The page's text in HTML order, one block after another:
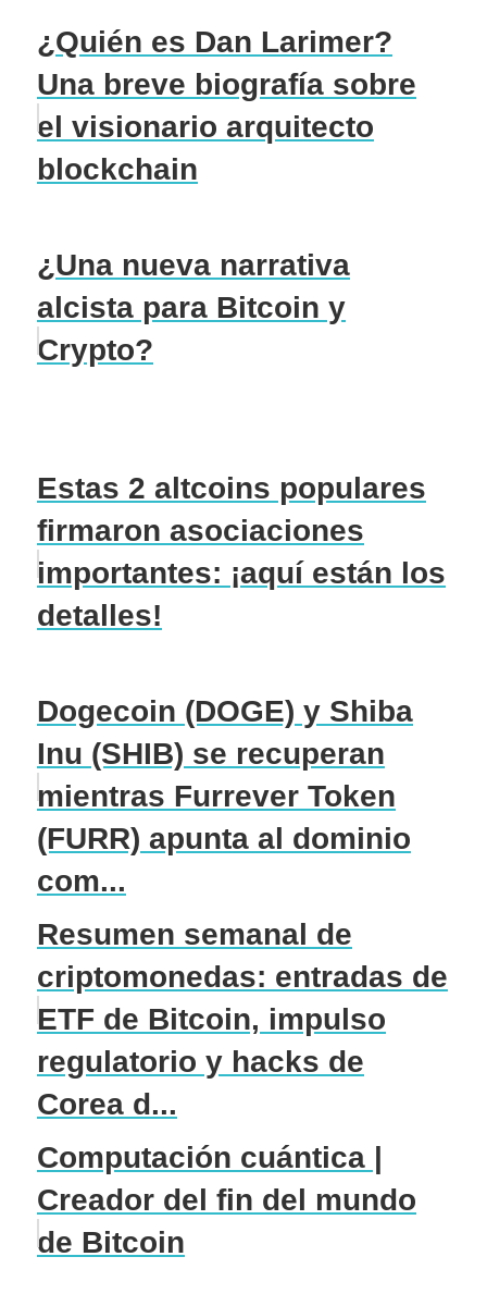
¿Quién es Dan Larimer?
Una breve biografía sobre
el visionario arquitecto
blockchain
¿Una nueva narrativa
alcista para Bitcoin y
Crypto?
Estas 2 altcoins populares
firmaron asociaciones
importantes: ¡aquí están los
detalles!
Dogecoin (DOGE) y Shiba
Inu (SHIB) se recuperan
mientras Furrever Token
(FURR) apunta al dominio
com...
Resumen semanal de
criptomonedas: entradas de
ETF de Bitcoin, impulso
regulatorio y hacks de
Corea d...
Computación cuántica |
Creador del fin del mundo
de Bitcoin